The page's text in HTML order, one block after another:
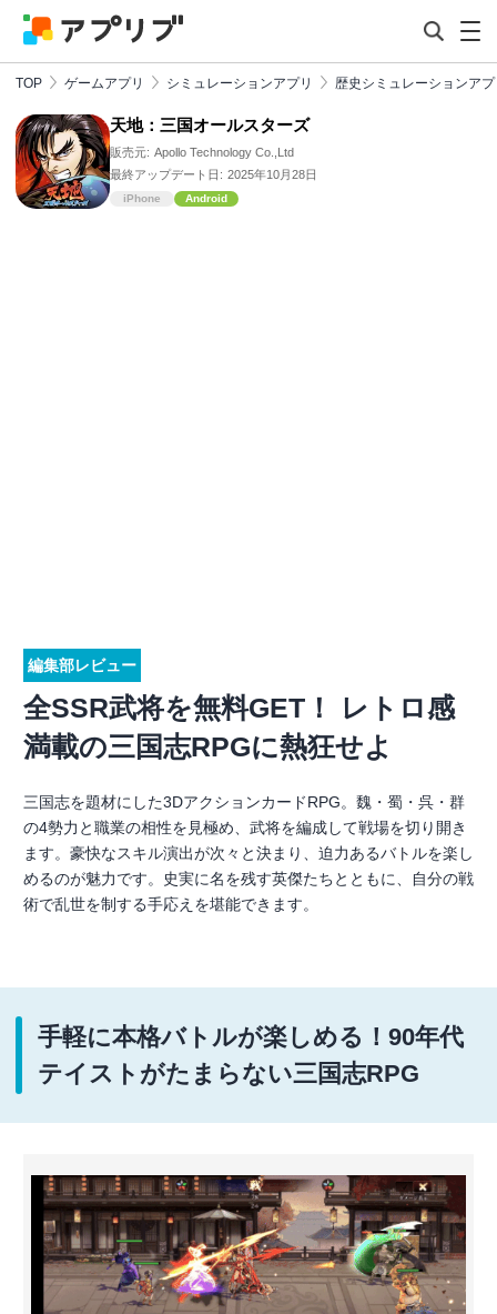
TOP ゲームアプリ シミュレーションアプリ 歴史シミュレーションア
天地：三国オールスターズ
販売元: Apollo Technology Co.,Ltd
最終アップデート日: 2025年10月28日
iPhone Android
編集部レビュー
全SSR武将を無料GET！ レトロ感
満載の三国志RPGに熱狂せよ
三国志を題材にした3DアクションカードRPG。魏・蜀・呉・群
の4勢力と職業の相性を見極め、武将を編成して戦場を切り開き
ます。豪快なスキル演出が次々と決まり、迫力あるバトルを楽し
めるのが魅力です。史実に名を残す英傑たちとともに、自分の戦
術で乱世を制する手応えを堪能できます。
手軽に本格バトルが楽しめる！90年代
テイストがたまらない三国志RPG